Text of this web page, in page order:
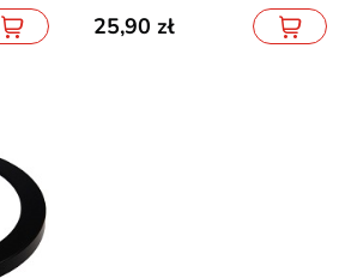
25,90